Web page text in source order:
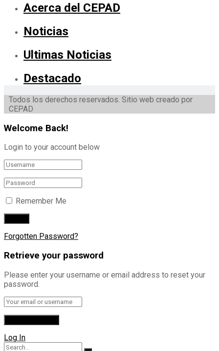
Acerca del CEPAD
Noticias
Ultimas Noticias
Destacado
Todos los derechos reservados. Sitio web creado por
CEPAD
Welcome Back!
Login to your account below
Remember Me
Forgotten Password?
Retrieve your password
Please enter your username or email address to reset your
password.
Log In